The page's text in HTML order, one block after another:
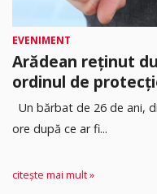
EVENIMENT
Arădean reținut
ordinul de
Un bărbat de 26 de ani,
ore după ce ar fi...
citește mai mult »